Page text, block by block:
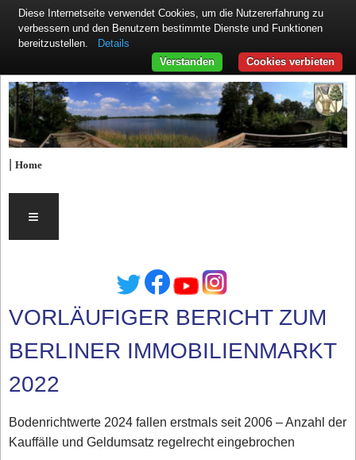
|Home
≡
VORLÄUFIGER BERICHT ZUM
BERLINER IMMOBILIENMARKT
2022
Bodenrichtwerte 2024 fallen erstmals seit 2006 – Anzahl der
Kauffälle und Geldumsatz regelrecht eingebrochen
Diese Internetseite verwendet Cookies, um die Nutzererfahrung zu
verbessern und den Benutzern bestimmte Dienste und Funktionen
bereitzustellen.
Details
Cookies verbieten
Verstanden